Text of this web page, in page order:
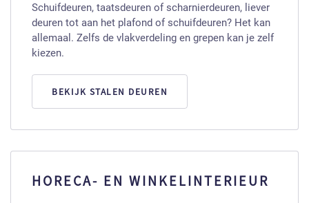
Schuifdeuren, taatsdeuren of scharnierdeuren, liever
deuren tot aan het plafond of schuifdeuren? Het kan
allemaal. Zelfs de vlakverdeling en grepen kan je zelf
kiezen.
BEKIJK STALEN DEUREN
HORECA- EN WINKELINTERIEUR